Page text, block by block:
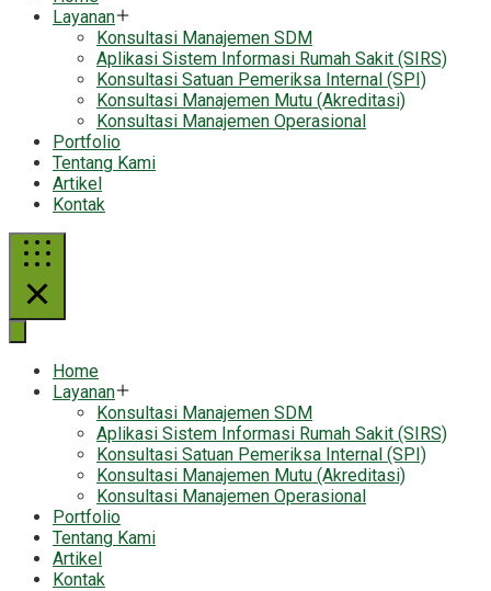
Layanan
Konsultasi Manajemen SDM
Aplikasi Sistem Informasi Rumah Sakit (SIRS)
Konsultasi Satuan Pemeriksa Internal (SPI)
Konsultasi Manajemen Mutu (Akreditasi)
Konsultasi Manajemen Operasional
Portfolio
Tentang Kami
Artikel
Kontak
Home
Layanan
Konsultasi Manajemen SDM
Aplikasi Sistem Informasi Rumah Sakit (SIRS)
Konsultasi Satuan Pemeriksa Internal (SPI)
Konsultasi Manajemen Mutu (Akreditasi)
Konsultasi Manajemen Operasional
Portfolio
Tentang Kami
Artikel
Kontak